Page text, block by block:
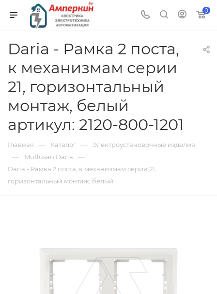
0
Daria - Рамка 2 поста,
к механизмам серии
21, горизонтальный
монтаж, белый
артикул: 2120-800-1201
Главная — Каталог — Электроустановочные изделия
— Mutlusan Daria —
Daria - Рамка 2 поста, к механизмам серии 21,
горизонтальный монтаж, белый